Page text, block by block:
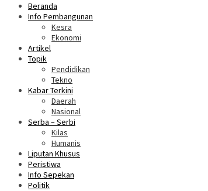
Beranda
Info Pembangunan
Kesra
Ekonomi
Artikel
Topik
Pendidikan
Tekno
Kabar Terkini
Daerah
Nasional
Serba – Serbi
Kilas
Humanis
Liputan Khusus
Peristiwa
Info Sepekan
Politik